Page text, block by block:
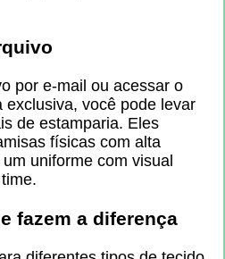
por e-mail ou acessar o
exclusiva, você pode levar
de estamparia. Eles
físicas com alta
uniforme com visual
fazem a diferença